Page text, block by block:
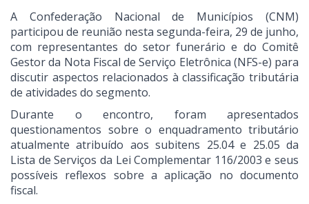
A Confederação Nacional de Municípios (CNM)
participou de reunião nesta segunda-feira, 29 de junho,
com representantes do setor funerário e do Comitê
Gestor da Nota Fiscal de Serviço Eletrônica (NFS-e) para
discutir aspectos relacionados à classificação tributária
de atividades do segmento.
Durante o encontro, foram apresentados
questionamentos sobre o enquadramento tributário
atualmente atribuído aos subitens 25.04 e 25.05 da
Lista de Serviços da Lei Complementar 116/2003 e seus
possíveis reflexos sobre a aplicação no documento
fiscal.